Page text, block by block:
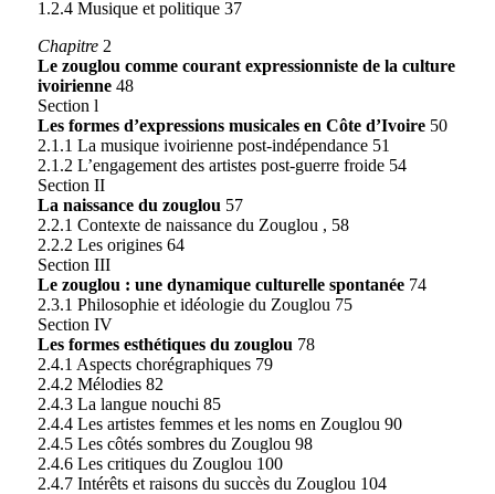
1.2.4 Musique et politique 37
Chapitre2
Le zouglou comme courant expressionniste de la culture
ivoirienne48
Section l
Les formes d’expressions musicales en Côte d’Ivoire50
2.1.1 La musique ivoirienne post-indépendance 51
2.1.2 L’engagement des artistes post-guerre froide 54
Section II
La naissance du zouglou 57
2.2.1 Contexte de naissance du Zouglou , 58
2.2.2 Les origines 64
Section III
Le zouglou : une dynamique culturelle spontanée74
2.3.1 Philosophie et idéologie du Zouglou 75
Section IV
Les formes esthétiques du zouglou 78
2.4.1 Aspects chorégraphiques 79
2.4.2 Mélodies 82
2.4.3 La langue nouchi 85
2.4.4 Les artistes femmes et les noms en Zouglou 90
2.4.5 Les côtés sombres du Zouglou 98
2.4.6 Les critiques du Zouglou 100
2.4.7 Intérêts et raisons du succès du Zouglou 104